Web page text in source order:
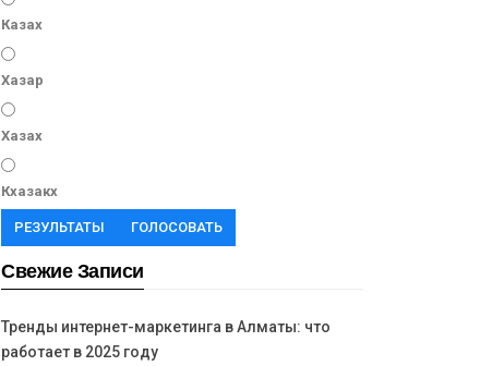
Казах
Хазар
Хазах
Кхазакх
РЕЗУЛЬТАТЫ ГОЛОСОВАТЬ
Свежие Записи
Тренды интернет-маркетинга в Алматы: что
работает в 2025 году